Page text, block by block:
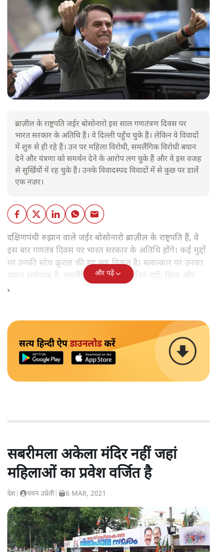
ब्राज़ील के राष्ट्रपति जईर बोसोनारो इस साल गणतंत्रण दिवस पर
भारत सरकार के अतिथि हैं। वे दिल्ली पहुँच चुके हैं। लेकिन वे विवादों
में शुरु से ही रहे हैं। उन पर महिला विरोधी, समलैंगिक विरोधी बयान
देने और यंत्रणा को समर्थन देने के आरोप लग चुके हैं और वे इस वजह
से सुर्खियोें में रह चुके हैं। उनके विवादस्पद विवादों में से कुछ पर डालें
एक नज़र।
दक्षिणपंथी रुझान वाले जईर बोसोनारो ब्राज़ील के राष्ट्रपति हैं, वे
इस बार गणतंत्र दिवस पर भारत सरकार के अतिथि होंगे। कई मुद्दों
पर उनकी सोच क्रूरता की हद तक विकृत है। बलात्कार पर उनका
बयान शर्मनाक है, समलैंगिक लोग उन्हें बर्दाश्त नहीं, हिंसा और
हत्याएं उनकी 'रूल-बुक' में हैं।
और पढ़ें
सत्य हिन्दी ऐपडाउनलोडकरें
सबरीमला अकेला मंदिर नहीं जहां
महिलाओं का प्रवेश वर्जित है
देश पवन उप्रेती 6 MAR, 2021